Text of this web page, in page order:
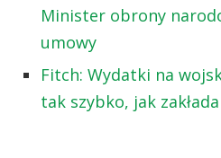
Minister obrony
umowy
Fitch: Wydatki na
tak szybko, jak